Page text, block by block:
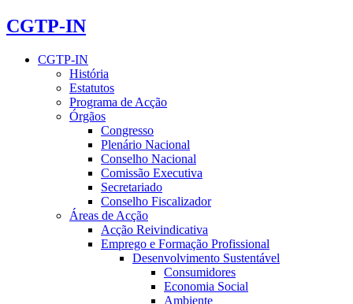
CGTP-IN
CGTP-IN
História
Estatutos
Programa de Acção
Órgãos
Congresso
Plenário Nacional
Conselho Nacional
Comissão Executiva
Secretariado
Conselho Fiscalizador
Áreas de Acção
Acção Reivindicativa
Emprego e Formação Profissional
Desenvolvimento Sustentável
Consumidores
Economia Social
Ambiente